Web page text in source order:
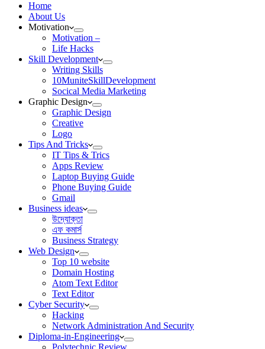
Home
About Us
Motivation
Motivation –
Life Hacks
Skill Development
Writing Skills
10MuniteSkillDevelopment
Socical Media Marketing
Graphic Design
Graphic Design
Creative
Logo
Tips And Tricks
IT Tips & Trics
Apps Review
Laptop Buying Guide
Phone Buying Guide
Gmail
Business ideas
উদ্যোক্তা
এফ কমার্স
Business Strategy
Web Design
Top 10 website
Domain Hosting
Atom Text Editor
Text Editor
Cyber Security
Hacking
Network Administration And Security
Diploma-in-Engineering
Polytechnic Review